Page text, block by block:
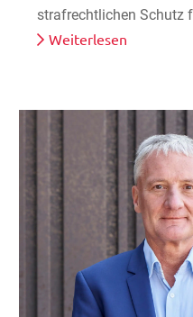
strafrechtlichen Schutz
Weiterlesen